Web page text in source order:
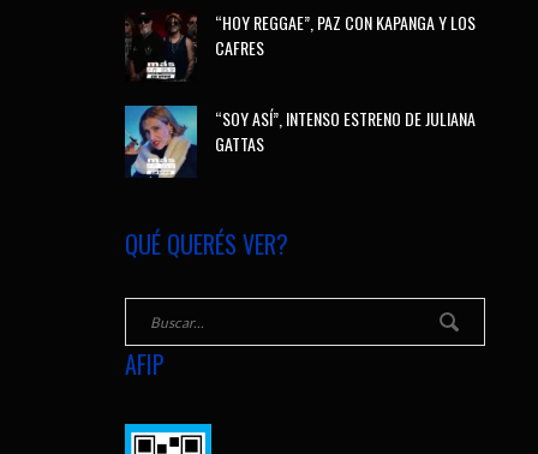
“HOY REGGAE”, PAZ CON KAPANGA Y LOS
CAFRES
“SOY ASÍ”, INTENSO ESTRENO DE JULIANA
GATTAS
QUÉ QUERÉS VER?
AFIP